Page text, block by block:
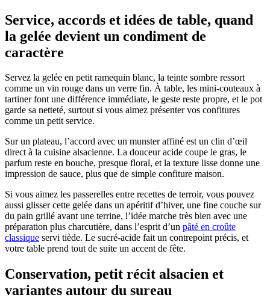
Service, accords et idées de table, quand
la gelée devient un condiment de
caractère
Servez la gelée en petit ramequin blanc, la teinte sombre ressort
comme un vin rouge dans un verre fin. À table, les mini-couteaux à
tartiner font une différence immédiate, le geste reste propre, et le pot
garde sa netteté, surtout si vous aimez présenter vos confitures
comme un petit service.
Sur un plateau, l’accord avec un munster affiné est un clin d’œil
direct à la cuisine alsacienne. La douceur acide coupe le gras, le
parfum reste en bouche, presque floral, et la texture lisse donne une
impression de sauce, plus que de simple confiture maison.
Si vous aimez les passerelles entre recettes de terroir, vous pouvez
aussi glisser cette gelée dans un apéritif d’hiver, une fine couche sur
du pain grillé avant une terrine, l’idée marche très bien avec une
préparation plus charcutière, dans l’esprit d’un pâté en croûte
classique servi tiède. Le sucré-acide fait un contrepoint précis, et
votre table prend tout de suite un accent de fête.
Conservation, petit récit alsacien et
variantes autour du sureau